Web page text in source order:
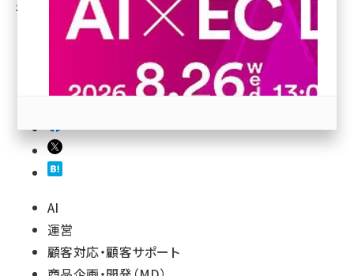
ビィ・フォアード (776)
revico (744)
2025年12月3日 9:30
AI
運営
顧客対応・顧客サポート